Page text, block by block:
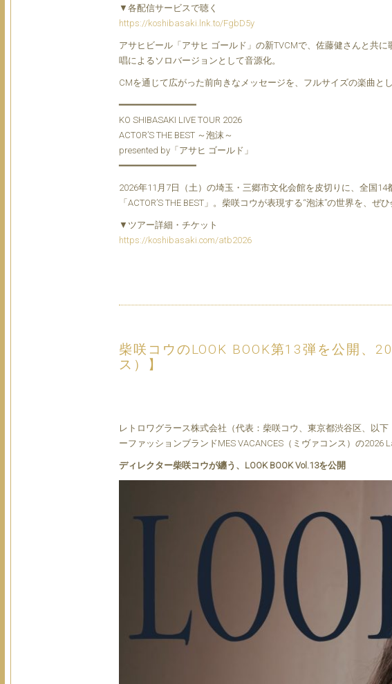
▼各配信サービスで聴く
https://koshibasaki.lnk.to/FgbD5y
アサヒビール「アサヒ ゴールド」の新TVCMで、佐藤健さんと共
唱によるソロバージョンとして音源化。
CMを通じて広がった前向きなメッセージを、フルサイズの楽曲と
━━━━━━━━━━━━━━
KO SHIBASAKI LIVE TOUR 2026
ACTOR’S THE BEST ～泡沫～
presented by「アサヒ ゴールド」
━━━━━━━━━━━━━━
2026年11月7日（土）の埼玉・三郷市文化会館を皮切りに、全国
「ACTOR’S THE BEST」。柴咲コウが表現する“泡沫”の世界を、ぜ
▼ツアー詳細・チケット
https://koshibasaki.com/atb2026
柴咲コウのLOOK BOOK第13弾を公開、
ス）】
レトロワグラース株式会社（代表：柴咲コウ、東京都渋谷区、以
ーファッションブランドMES VACANCES（ミヴァコンス）の2026
ディレクター柴咲コウが纏う、LOOK BOOK Vol.13を公開